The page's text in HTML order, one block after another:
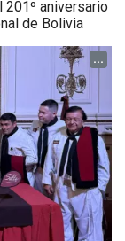
201º aniversario
de Bolivia
...